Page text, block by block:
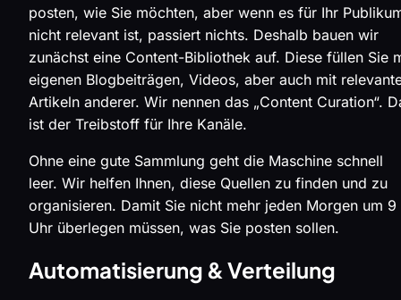
posten, wie Sie möchten, aber wenn es für Ihr
nicht relevant ist, passiert nichts. Deshalb bauen wir
zunächst eine Content-Bibliothek auf. Diese füllen Sie
eigenen Blogbeiträgen, Videos, aber auch mit
Artikeln anderer. Wir nennen das „Content Curation“.
ist der Treibstoff für Ihre Kanäle.
Ohne eine gute Sammlung geht die Maschine schnell
leer. Wir helfen Ihnen, diese Quellen zu finden und zu
organisieren. Damit Sie nicht mehr jeden Morgen um 9
Uhr überlegen müssen, was Sie posten sollen.
Automatisierung & Verteilung